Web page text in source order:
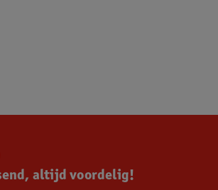
altijd voordelig!